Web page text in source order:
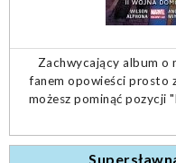
Zachwycający album o
fanem opowieści prosto
możesz pominąć pozycji